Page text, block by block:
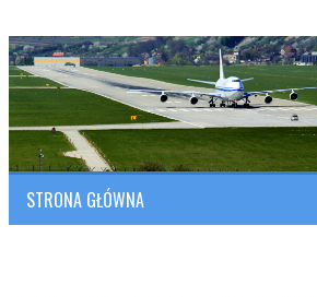
SITK RP Oddział w
Polish Association of Engineers & Technicians of
STRONA GŁÓWNA